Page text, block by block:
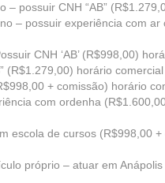
possuir CNH “AB”
– possuir experiência com ar
CNH ‘AB’ (R$998,00)
(R$1.279,00) horário
+ comissão) horário
com ordenha
escola de cursos (R$998,00
próprio – atuar em